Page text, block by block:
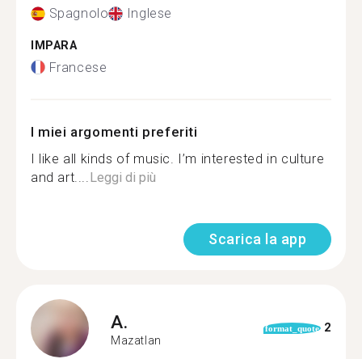
Spagnolo Inglese
IMPARA
Francese
I miei argomenti preferiti
I like all kinds of music. I’m interested in culture
and art.... Leggi di più
Scarica la app
A.
Mazatlan
format_quote 2